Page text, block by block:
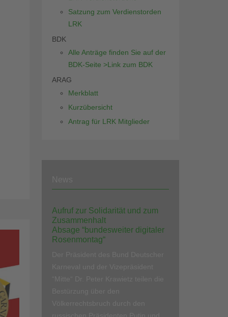
Satzung zum Verdienstorden
LRK
BDK
Alle Anträge finden Sie auf der
BDK-Seite >Link zum BDK
ARAG
Merkblatt
Kurzübersicht
Antrag für LRK Mitglieder
Aufruf zur Solidarität und zum
Zusammenhalt
Absage “bundesweiter digitaler
Rosenmontag“